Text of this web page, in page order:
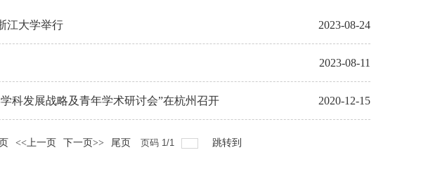
江大学举行 2023-08-24
2023-08-11
科发展战略及青年学术研讨会”在杭州召开 2020-12-15
<<上一页 下一页>> 尾页 页码 1/1 跳转到